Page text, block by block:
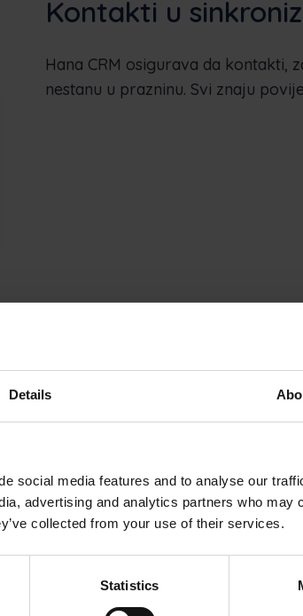
Details
social media features and to analyse our
advertising and analytics partners who may
collected from your use of their services.
Statistics
Kontakti u
Hana CRM osigurava da kontakti,
nestanu u prazninu. Svi znaju